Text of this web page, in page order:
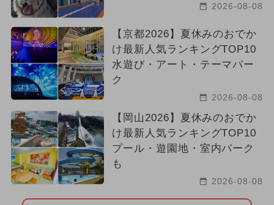
2026-08-08
【京都2026】夏休みのおでか
け最新人気ランキングTOP10
水遊び・アート・テーマパー
ク
2026-08-08
【岡山2026】夏休みのおでか
け最新人気ランキングTOP10
プール・遊園地・室内パーク
も
2026-08-08